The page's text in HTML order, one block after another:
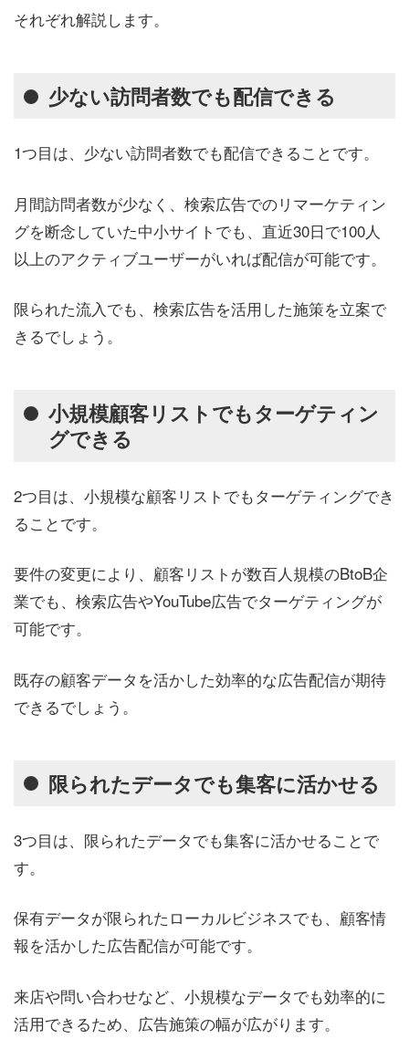
それぞれ解説します。
少ない訪問者数でも配信できる
1つ目は、少ない訪問者数でも配信できることです。
月間訪問者数が少なく、検索広告でのリマーケティン
グを断念していた中小サイトでも、直近30日で100人
以上のアクティブユーザーがいれば配信が可能です。
限られた流入でも、検索広告を活用した施策を立案で
きるでしょう。
小規模顧客リストでもターゲティン
グできる
2つ目は、小規模な顧客リストでもターゲティングでき
ることです。
要件の変更により、顧客リストが数百人規模のBtoB企
業でも、検索広告やYouTube広告でターゲティングが
可能です。
既存の顧客データを活かした効率的な広告配信が期待
できるでしょう。
限られたデータでも集客に活かせる
3つ目は、限られたデータでも集客に活かせることで
す。
保有データが限られたローカルビジネスでも、顧客情
報を活かした広告配信が可能です。
来店や問い合わせなど、小規模なデータでも効率的に
活用できるため、広告施策の幅が広がります。